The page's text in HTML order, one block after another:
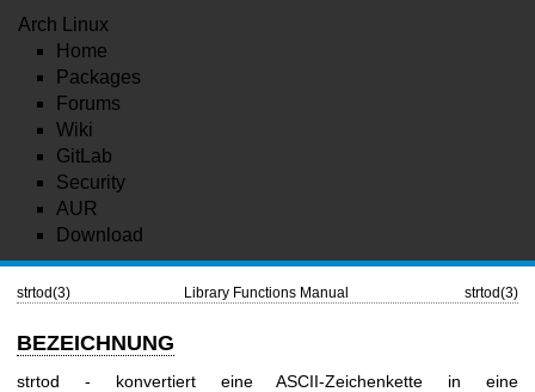
Arch Linux
Home
Packages
Forums
Wiki
GitLab
Security
AUR
Download
strtod(3) Library Functions Manual strtod(3)
BEZEICHNUNG
strtod - konvertiert eine ASCII-Zeichenkette in eine